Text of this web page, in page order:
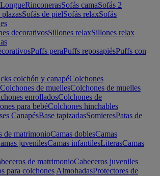
RinconerasSofás camaSofás 2
plazasSofás de pielSofás relaxSofás
decorativosSillones relaxSillones relax
Puffs peraPuffs reposapiésPuffs con
colchón y canapéColchones
Colchones de muellesColchones de muelles
enrolladosColchones de
para bebéColchones hinchables
CanapésBase tapizadasSomieresPatas de
de matrimonioCamas doblesCamas
juvenilesCamas infantilesLiterasCamas
de matrimonioCabeceros juveniles
para colchones AlmohadasProtectores de